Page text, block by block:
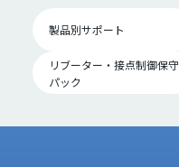
製品別サポート
リブーター・接点制御保守
パック